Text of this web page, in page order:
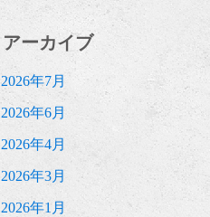
アーカイブ
2026年7月
2026年6月
2026年4月
2026年3月
2026年1月